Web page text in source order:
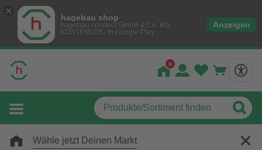
hagebau shop
hagebau connect GmbH & Co. KG
KOSTENLOS- In Google Play
Anzeigen
Wähle jetzt Deinen Markt